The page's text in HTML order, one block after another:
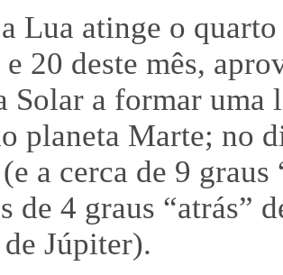
Lua atinge o
e 20 deste mês,
Solar a formar uma
planeta Marte; no
a cerca de 9
de 4 graus “atrás”
Júpiter).